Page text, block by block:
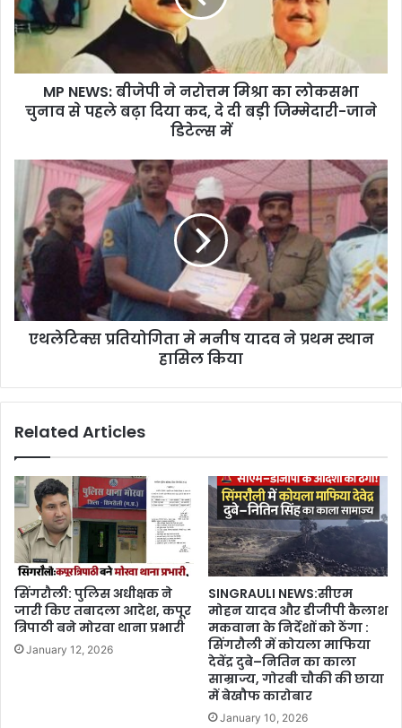
MP NEWS: बीजेपी ने नरोत्तम मिश्रा का लोकसभा
चुनाव से पहले बढ़ा दिया कद, दे दी बड़ी जिम्मेदारी-जाने
डिटेल्स में
एथलेटिक्स प्रतियोगिता मे मनीष यादव ने प्रथम स्थान
हासिल किया
Related Articles
सिंगरौली: पुलिस अधीक्षक ने
जारी किए तबादला आदेश, कपूर
त्रिपाठी बने मोरवा थाना प्रभारी
January 12, 2026
SINGRAULI NEWS:सीएम
मोहन यादव और डीजीपी कैलाश
मकवाना के निर्देशों को ठेंगा :
सिंगरौली में कोयला माफिया
देवेंद्र दुबे–नितिन का काला
साम्राज्य, गोरबी चौकी की छाया
में बेखौफ कारोबार
January 10, 2026